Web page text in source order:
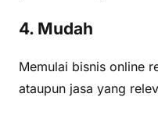
4. Mudah
Memulai bisnis online
ataupun jasa yang